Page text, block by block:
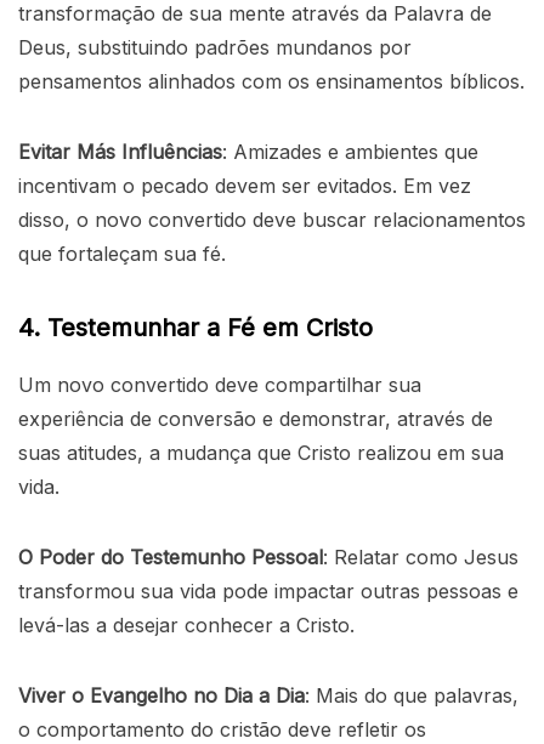
transformação de sua mente através da Palavra de
Deus, substituindo padrões mundanos por
pensamentos alinhados com os ensinamentos bíblicos.
Evitar Más Influências: Amizades e ambientes que
incentivam o pecado devem ser evitados. Em vez
disso, o novo convertido deve buscar relacionamentos
que fortaleçam sua fé.
4. Testemunhar a Fé em Cristo
Um novo convertido deve compartilhar sua
experiência de conversão e demonstrar, através de
suas atitudes, a mudança que Cristo realizou em sua
vida.
O Poder do Testemunho Pessoal: Relatar como Jesus
transformou sua vida pode impactar outras pessoas e
levá-las a desejar conhecer a Cristo.
Viver o Evangelho no Dia a Dia: Mais do que palavras,
o comportamento do cristão deve refletir os